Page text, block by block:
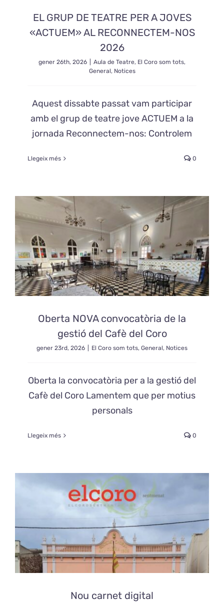
EL GRUP DE TEATRE PER A JOVES
«ACTUEM» AL RECONNECTEM-NOS
2026
gener 26th, 2026 Aula de Teatre, El Coro som tots,
General, Notices
Aquest dissabte passat vam participar
amb el grup de teatre jove ACTUEM a la
jornada Reconnectem-nos: Controlem
Llegeix més 0
Oberta NOVA convocatòria de la
gestió del Cafè del Coro
gener 23rd, 2026 El Coro som tots, General, Notices
Oberta la convocatòria per a la gestió del
Cafè del Coro Lamentem que per motius
personals
Llegeix més 0
Nou carnet digital